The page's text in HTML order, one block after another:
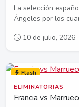
La selección
Ángeles por los
10 de julio, 2026
Flash
ELIMINATORIAS
Francia vs